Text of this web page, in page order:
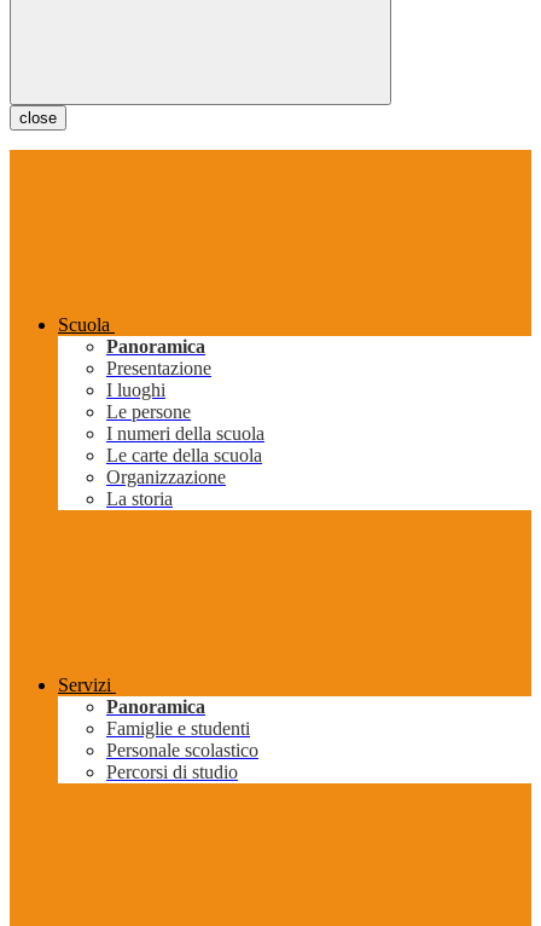
close
Scuola
Panoramica
Presentazione
I luoghi
Le persone
I numeri della scuola
Le carte della scuola
Organizzazione
La storia
Servizi
Panoramica
Famiglie e studenti
Personale scolastico
Percorsi di studio